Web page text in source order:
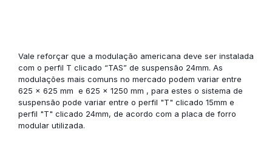
Vale reforçar que a modulação americana deve ser instalada
com o perfil T clicado “TAS” de suspensão 24mm. As
modulações mais comuns no mercado podem variar entre
625 x 625 mm e 625 x 1250 mm , para estes o sistema de
suspensão pode variar entre o perfil "T" clicado 15mm e
perfil "T" clicado 24mm, de acordo com a placa de forro
modular utilizada.